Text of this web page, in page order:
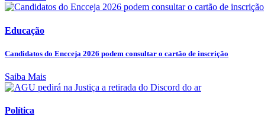
Educação
Candidatos do Encceja 2026 podem consultar o cartão de inscrição
Saiba Mais
Política